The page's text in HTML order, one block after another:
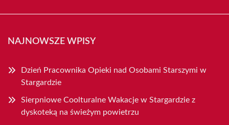
NAJNOWSZE WPISY
Dzień Pracownika Opieki nad Osobami Starszymi w
Stargardzie
Sierpniowe Coolturalne Wakacje w Stargardzie z
dyskoteką na świeżym powietrzu